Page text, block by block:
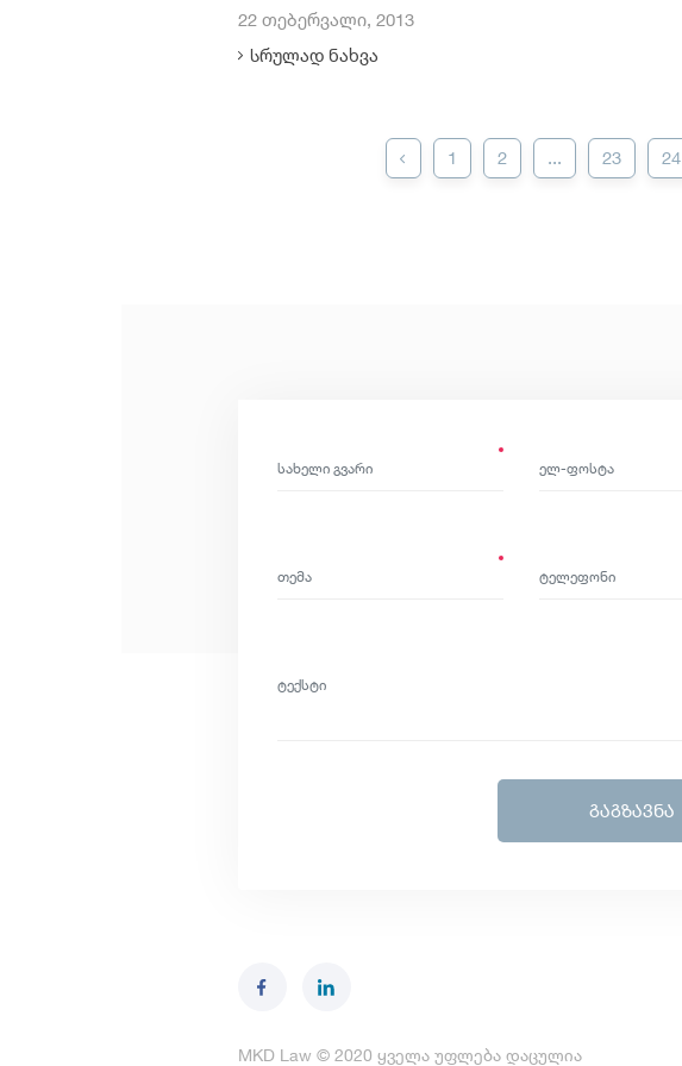
22 თებერვალი, 2013
სრულად ნახვა
1 2 ... 23 24
ᲒᲐᲒᲖᲐᲕᲜᲐ
MKD Law © 2020 ყველა უფლება დაცულია